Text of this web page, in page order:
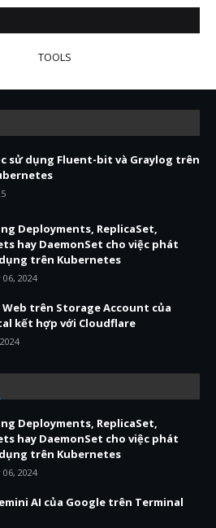
TOOLS
sử dụng Fluent-bit và Graylog trên
Deployments, ReplicaSet,
hay DaemonSet cho việc phát
trên Kubernetes
2024
trên Storage Account của
kết hợp với Cloudflare
Deployments, ReplicaSet,
hay DaemonSet cho việc phát
trên Kubernetes
2024
AI của Google trên Terminal